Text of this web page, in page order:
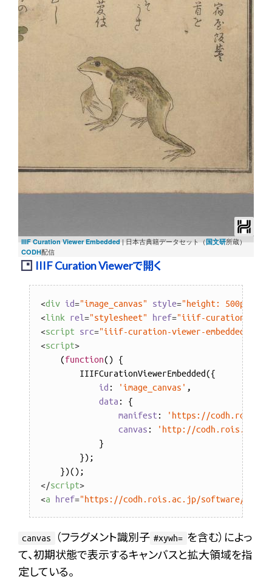
IIIF Curation Viewer Embedded | 日本古典籍データセット（国文研所蔵）
CODH配信
前
IIIF Curation Viewerで開く
<div id="image_canvas" style="height: 500px;"
<link rel="stylesheet" href="iiif-curation-
<script src="iiif-curation-viewer-embedded/
<script>
    (
function( ) {
        IIIFCurationViewerEmbedded({
id : 'image_canvas' ,
data : {
manifest :
'https://
canvas :
'http://codh.rois.ac.jp/
            }
        });
</script>
<a href="https://codh.rois.ac.jp/software/iiif-
canvas （フラグメント識別子 #xywh= を含む）によっ
て、初期状態で表示するキャンバスと拡大領域を指
定している。